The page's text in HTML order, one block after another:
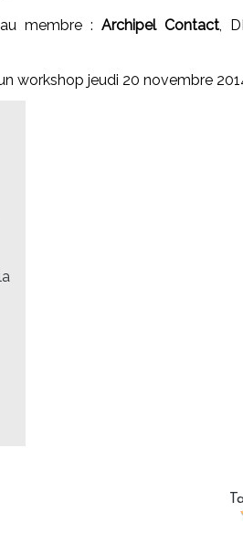
membre : Archipel Contact,
workshop jeudi 20 novembre